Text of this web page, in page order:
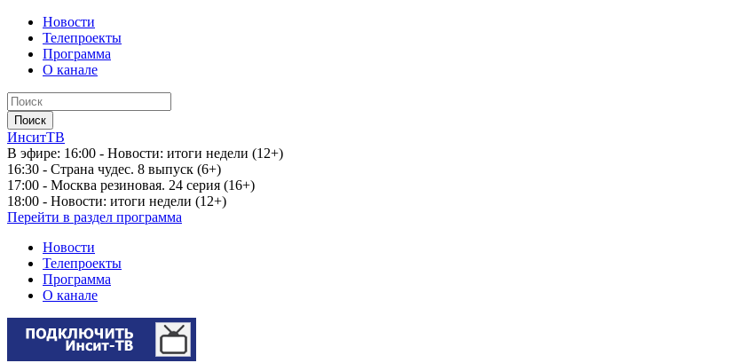
Новости
Телепроекты
Программа
О канале
ИнситТВ
В эфире: 16:00 - Новости: итоги недели (12+)
16:30 - Страна чудес. 8 выпуск (6+)
17:00 - Москва резиновая. 24 серия (16+)
18:00 - Новости: итоги недели (12+)
Перейти в раздел программа
Новости
Телепроекты
Программа
О канале